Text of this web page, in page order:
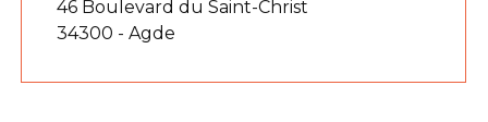
46 Boulevard du Saint-Christ
34300 - Agde